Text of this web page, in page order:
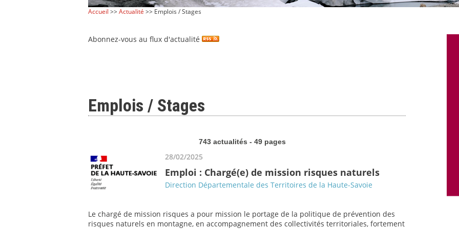
Accueil >>Actualité >> Emplois / Stages
Abonnez-vous au flux d'actualité
Emplois / Stages
743 actualités - 49 pages
28/02/2025
Emploi : Chargé(e) de mission risques naturels
Direction Départementale des Territoires de la Haute-Savoie
Le chargé de mission risques a pour mission le portage de la politique de prévention des
risques naturels en montagne, en accompagnement des collectivités territoriales, fortement